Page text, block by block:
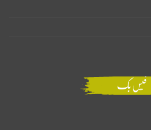
فیس بک